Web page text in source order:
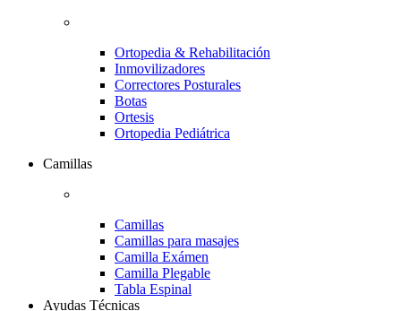
Ortopedia & Rehabilitación
Inmovilizadores
Correctores Posturales
Botas
Ortesis
Ortopedia Pediátrica
Camillas
Camillas
Camillas para masajes
Camilla Exámen
Camilla Plegable
Tabla Espinal
Ayudas Técnicas